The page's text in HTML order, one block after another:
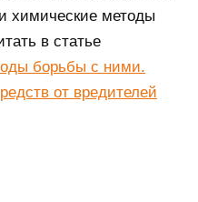
химические методы
в статье
борьбы с ними.
от вредителей